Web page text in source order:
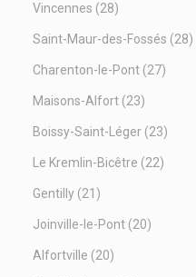
Vincennes (28)
Saint-Maur-des-Fossés (28)
Charenton-le-Pont (27)
Maisons-Alfort (23)
Boissy-Saint-Léger (23)
Le Kremlin-Bicêtre (22)
Gentilly (21)
Joinville-le-Pont (20)
Alfortville (20)